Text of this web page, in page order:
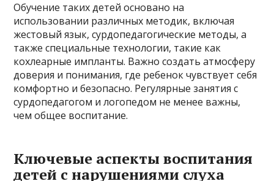
Обучение таких детей основано на
использовании различных методик, включая
жестовый язык, сурдопедагогические методы, а
также специальные технологии, такие как
кохлеарные импланты. Важно создать атмосферу
доверия и понимания, где ребенок чувствует себя
комфортно и безопасно. Регулярные занятия с
сурдопедагогом и логопедом не менее важны,
чем общее воспитание.
Ключевые аспекты воспитания
детей с нарушениями слуха